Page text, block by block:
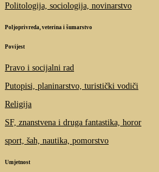
Politologija, sociologija, novinarstvo
Poljoprivreda, veterina i šumarstvo
Povijest
Pravo i socijalni rad
Putopisi, planinarstvo, turistički vodiči
Religija
SF, znanstvena i druga fantastika, horor
sport, šah, nautika, pomorstvo
Umjetnost